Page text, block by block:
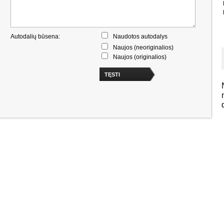
Autodalių būsena:
Naudotos autodalys
Naujos (neoriginalios)
Naujos (originalios)
TĘSTI